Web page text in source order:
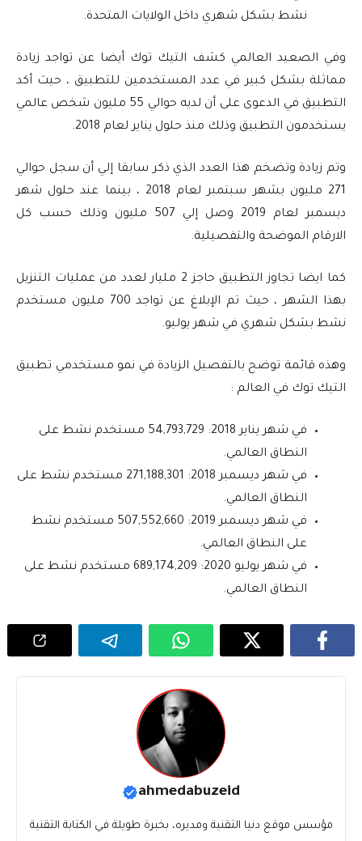
نشط بشكل شهري داخل الولايات المتحدة.
وفي الصعيد العالمي كشف التيك توك أيضا عن تواجد زيادة
مماثلة بشكل كبير في عدد المستخدمين للتطبيق ، حيث أكد
التطبيق في الدعوى على أن لديه حوالي 55 مليون شخص عالمي
يستخدمون التطبيق وذلك منذ حلول يناير لعام 2018.
وتم زيادة وتضخم هذا العدد الذي ذكر سابقا إلي أن سجل حوالي
271 مليون بشهر سبتمبر لعام 2018 ، بينما عند حلول شهر
ديسمبر لعام 2019 وصل إلي 507 مليون وذلك حسب كل
الارقام الموضحة والتفصيلية.
كما ايضا تجاوز التطبيق حاجز 2 مليار لعدد من عمليات التنزيل
بهذا الشهر ، حيث تم الإبلاغ عن تواجد 700 مليون مستخدم
نشط بشكل شهري في شهر يوليو.
وهذه قائمة توضح بالتفصيل الزيادة في نمو مستخدمي تطبيق
التيك توك في العالم :
في شهر يناير 2018: 54,793,729 مستخدم نشط على
النطاق العالمي.
في شهر ديسمبر 2018: 271,188,301 مستخدم نشط على
النطاق العالمي.
في شهر ديسمبر 2019: 507,552,660 مستخدم نشط
على النطاق العالمي.
في شهر يوليو 2020: 689,174,209 مستخدم نشط على
النطاق العالمي.
ahmedabuzeid
مؤسس موقع دنيا التقنية ومديره، بخبرة طويلة في الكتابة التقنية